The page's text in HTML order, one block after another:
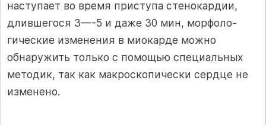
наступает во время приступа стенокардии,
длившегося 3—-5 и даже 30 мин, морфоло­
гические изменения в миокарде можно
обнаружить только с по­мощью специальных
методик, так как макроскопически сердце не
изменено.